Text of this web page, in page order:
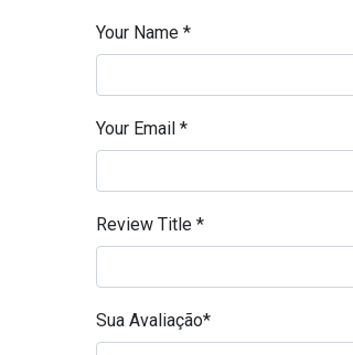
Your Name *
Your Email *
Review Title *
Sua Avaliação*